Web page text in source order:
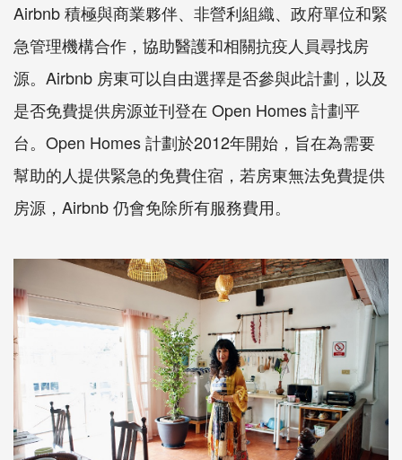
Airbnb 積極與商業夥伴、非營利組織、政府單位和緊
急管理機構合作，協助醫護和相關抗疫人員尋找房
源。Airbnb 房東可以自由選擇是否參與此計劃，以及
是否免費提供房源並刊登在 Open Homes 計劃平
台。Open Homes 計劃於2012年開始，旨在為需要
幫助的人提供緊急的免費住宿，若房東無法免費提供
房源，Airbnb 仍會免除所有服務費用。